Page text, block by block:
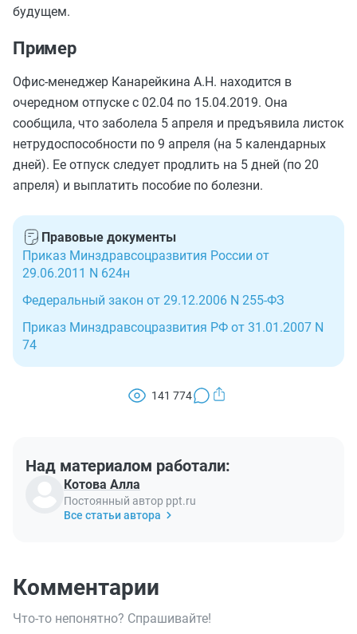
будущем.
Пример
Офис-менеджер Канарейкина А.Н. находится в
очередном отпуске с 02.04 по 15.04.2019. Она
сообщила, что заболела 5 апреля и предъявила листок
нетрудоспособности по 9 апреля (на 5 календарных
дней). Ее отпуск следует продлить на 5 дней (по 20
апреля) и выплатить пособие по болезни.
Правовые документы
Приказ Минздравсоцразвития России от
29.06.2011 N 624н
Федеральный закон от 29.12.2006 N 255-ФЗ
Приказ Минздравсоцразвития РФ от 31.01.2007 N
74
141 774
Над материалом работали:
Котова Алла
Постоянный автор ppt.ru
Все статьи автора
Комментарии
Что-то непонятно? Спрашивайте!